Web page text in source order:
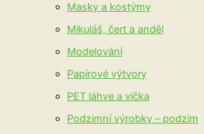
Masky a kostýmy
Mikuláš, čert a anděl
Modelování
Papírové výtvory
PET láhve a víčka
Podzimní výrobky – podzim